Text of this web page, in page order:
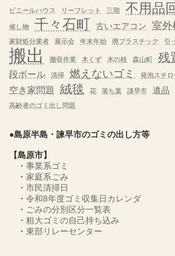
ビニールハウス リーフレット 三階 不用品
催し物 千々石町 古いエアコン 室外
家財処分業者
展示会 年末年始 廃プラスチック 引
搬出 撤収作業 木くず 木の枝 森山町 残
段ボール 清掃 燃えないゴミ 発泡スチロ
空き家問題 絨毯 花 落ち葉 諌早市 遺品
高齢者のゴミ出し問題
●島原半島・諫早市のゴミの出し方等
【島原市】
・ 事業系ゴミ
・ 家庭系ごみ
・ 市民清掃日
・ 令和8年度ゴミ収集日カレンダ
・ ごみの分別区分一覧表
・ 粗大ゴミの自己持ち込み
・ 東部リレーセンター